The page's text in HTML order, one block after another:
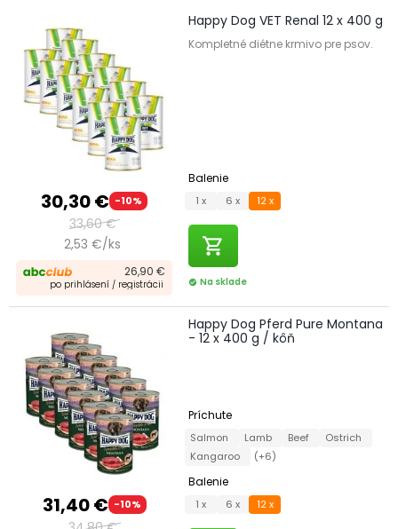
30,30 € -10%
33,60 €
2,53 €/ks
26,90 €
po prihlásení / registrácii
Happy Dog VET Renal 12 x 400 g
Kompletné diétne krmivo pre psov.
Balenie
1 x 6 x 12 x
shopping_cart
check_circle Na sklade
31,40 € -10%
Happy Dog Pferd Pure Montana
- 12 x 400 g / kôň
Príchute
Salmon Lamb Beef
Ostrich
Kangaroo
(+6)
Balenie
1 x 6 x 12 x